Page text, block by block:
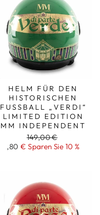
HELM FÜR DEN
HISTORISCHEN
FUSSBALL „VERDI“ L
IMITED EDITION M
M INDEPENDENT
Regulärer
Preis
149,00 €
Aktionspreis
,80 € Sparen Sie 10 %